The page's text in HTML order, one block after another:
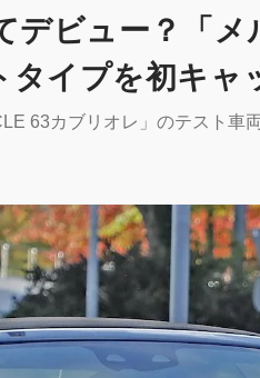
デビュー？「
イプを初キャ
63カブリオレ」のテスト車